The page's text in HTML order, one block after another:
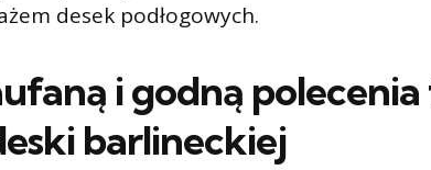
desek podłogowych.
i godną
barlineckiej